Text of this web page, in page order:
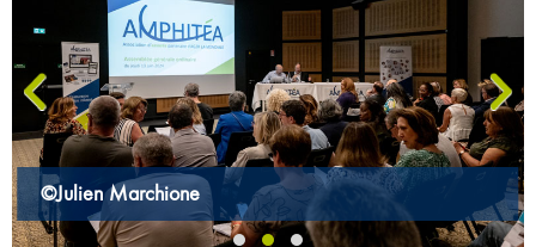
©Julien Marchione
‹ ›